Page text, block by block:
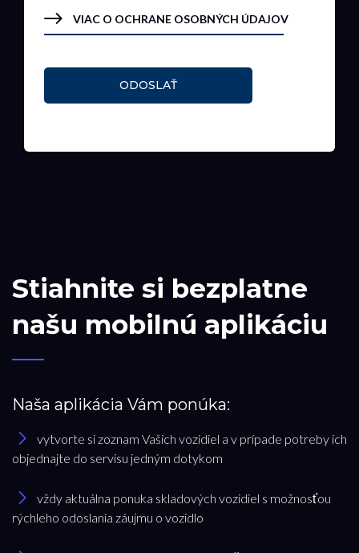
VIAC O OCHRANE OSOBNÝCH ÚDAJOV
ODOSLAŤ
Stiahnite si bezplatne
našu mobilnú aplikáciu
Naša aplikácia Vám ponúka:
vytvorte si zoznam Vašich vozidiel a v prípade potreby ich
objednajte do servisu jedným dotykom
vždy aktuálna ponuka skladových vozidiel s možnosťou
rýchleho odoslania záujmu o vozidlo